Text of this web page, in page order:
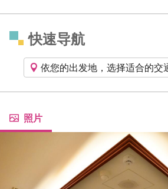
快速导航
依您的出发地，选择适合的交
照片